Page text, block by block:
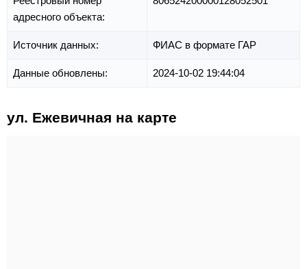
адресного объекта:
Источник данных: ФИАС в формате ГАР
Данные обновлены: 2024-10-02 19:44:04
ул. Ежевичная на карте